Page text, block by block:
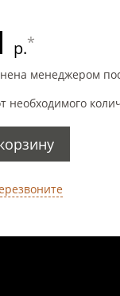
р.*
менеджером
необходимого